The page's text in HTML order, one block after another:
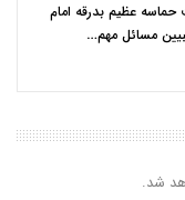
حماسه عظیم بدرقه امام
مسائل مهم…
شد.